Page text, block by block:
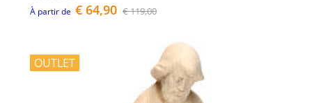
À partir de € 64,90 € 119,00
OUTLET